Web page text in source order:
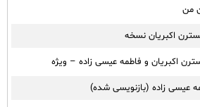
من
اکبریان نسخه
اکبریان و فاطمه عیسی زاده – ویژه
عیسی زاده (بازنویسی شده)